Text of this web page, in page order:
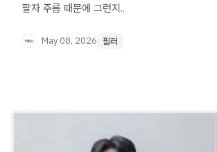
팔자 주름 때문에 그런지..
May 08, 2026 필러